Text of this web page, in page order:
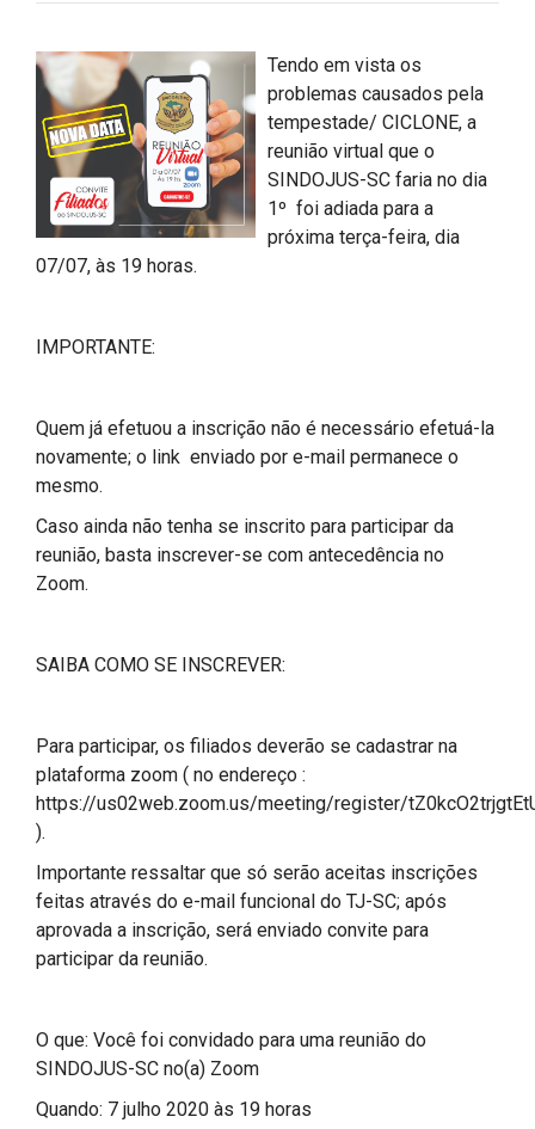
Tendo em vista os
problemas causados pela
tempestade/ CICLONE, a
reunião virtual que o
SINDOJUS-SC faria no dia
1º foi adiada para a
próxima terça-feira, dia
07/07, às 19 horas.
IMPORTANTE:
Quem já efetuou a inscrição não é necessário efetuá-la
novamente; o link enviado por e-mail permanece o
mesmo.
Caso ainda não tenha se inscrito para participar da
reunião, basta inscrever-se com antecedência no
Zoom.
SAIBA COMO SE INSCREVER:
Para participar, os filiados deverão se cadastrar na
plataforma zoom ( no endereço :
https://us02web.zoom.us/meeting/register/
).
Importante ressaltar que só serão aceitas inscrições
feitas através do e-mail funcional do TJ-SC; após
aprovada a inscrição, será enviado convite para
participar da reunião.
O que: Você foi convidado para uma reunião do
SINDOJUS-SC no(a) Zoom
Quando: 7 julho 2020 às 19 horas